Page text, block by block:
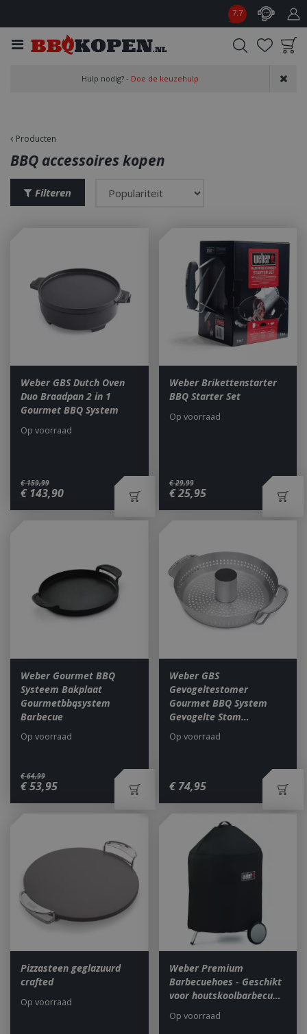
Producten
7.7
aan wensenlijst
Hulp nodig? - Doe de keuzehulp
BBQ accessoires kopen
Filteren
Weber GBS Dutch Oven
Duo Braadpan 2 in 1
Gourmet BBQ System
€ 159,99
€ 143,90
Op voorraad
Weber Brikettenstarter
BBQ Starter Set
€ 29,99
€25,95
Op voorraad
Weber Gourmet BBQ
Systeem Bakplaat
Gourmetbbqsystem
Barbecue
€ 64,99
€53,95
Op voorraad
Weber GBS
Gevogeltestomer
Gourmet BBQ System
Gevogelte Stom…
€ 74,95
Op voorraad
Pizzasteen geglazuurd
crafted
Op voorraad
Weber Premium
Barbecuehoes - Geschikt
voor houtskoolbarbecu…
Op voorraad